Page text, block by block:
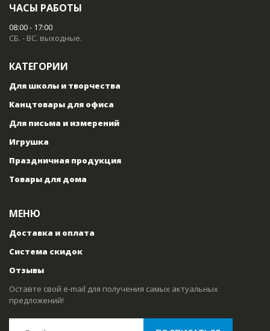
ЧАСЫ РАБОТЫ
08:00 - 17:00
СБ. - ВС. выходные.
КАТЕГОРИИ
Для школы и творчества
Канцтовары для офиса
Для письма и измерений
Игрушка
Праздничная продукция
Товары для дома
МЕНЮ
Доставка и оплата
Система скидок
Отзывы
Оставте свой e-mail для получения самых актуальных
предложений!